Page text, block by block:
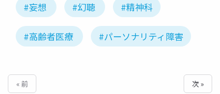
#妄想 #幻聴 #精神科
#高齢者医療 #パーソナリティ障害
« 前 次 »